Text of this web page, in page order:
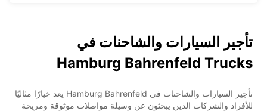
تأجير السيارات والشاحنات في
Hamburg Bahrenfeld Trucks
تأجير السيارات والشاحنات في Hamburg Bahrenfeld يعد خيارًا مثاليًا
للأفراد والشركات الذين يبحثون عن وسيلة مواصلات موثوقة ومريحة